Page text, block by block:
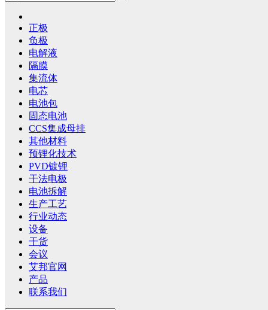
正极
负极
电解液
隔膜
集流体
电芯
电池包
固态电池
CCS集成母排
其他材料
预锂化技术
PVD镀锂
干法电极
电池拆解
生产工艺
行业动态
设备
干货
会议
艾邦官网
产品
联系我们